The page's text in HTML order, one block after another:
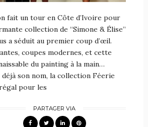
fait un tour en Côte d’Ivoire pour
collection de “Simone & Élise”
a séduit au premier coup d’œil.
coupes modernes, et cette
du painting à la main…
déjà son nom, la collection Féerie
pour les
PARTAGER VIA